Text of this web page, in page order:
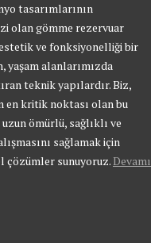
tasarımlarının
olan gömme rezervuar
ve fonksiyonelliği bir
yaşam alanlarımızda
teknik yapılardır. Biz,
en kritik noktası olan bu
ömürlü, sağlıklı ve
sağlamak için
çözümler sunuyoruz.Devamı